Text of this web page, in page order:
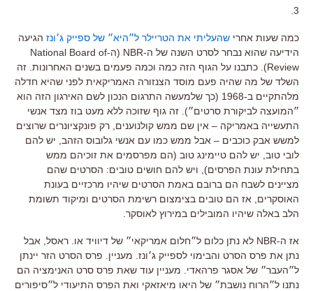
3.
כמה שעות אחרי שהעליתי את הטריילר ל״היא״ של ספייק ג׳ונז הגיעה
הידיעה שהוא נבחר לסרט השנה של ה-NBR (ה-National Board of
Review). כתבנו על הגוף הזה כמה וכמה פעמים בשנים האחרונות. זה
השלד של מה שהיה פעם מוסד הצנזורה האמריקאית לפני שהיא חדלה
מלהתקיים ב-1968 (כך שלמעשה התרגום הנכון לשם האירגון הזה הוא
״המועצה לביקורת סרטים״). זה גוף שזוכה ללא מעט בוז מצד אנשי
התעשייה באמריקה – אין שם ממש קולנוענים, רק פונקציונרים שרוצים
למשש אבק כוכבים – אבל ממש כמו עם אנשי גלובוס הזהב, יש להם
לובי טוב, יש להם טיימינג טוב (הם מפרסמים את זוכיהם ממש
בתחילת עונת הפרסים), ויש להם חושים טובים: הסרטים שהם
מציינים לשבח הם ברובם באמת הסרטים שיהיו מרכזיים בעונת
האוסקרים, אז הם טובים בצימצום רשימת הסרטים ומיקוד תשומת
הלב באלה שיהיו המובילים במירוץ לאוסקר.
אז ה-NBR לא נתן כלום ל״חלום אמריקאי״ של דיוויד או. ראסל, אבל
נתן את פרס הסרט והבימוי לספייק ג׳ונז. מעניין. פרס הסרט הזר יינתן
ל״העבר״ של אסגר פרהאדי. מעניין עוד שאת פרס סרט האנימציה הם
נתנו ל״הרוח נושבת״ של היאו מיאזאקי ואת הפרס התיעודי ל״סיפורים